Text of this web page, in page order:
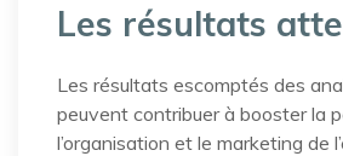
Les résultats
Les résultats escomptés des
peuvent contribuer à booster la
l’organisation et le marketing de